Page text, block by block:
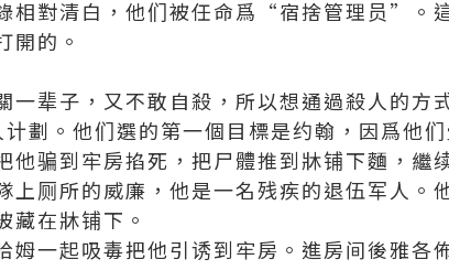
相對清白，他们被任命爲“宿捨管理员”。
開的。
一辈子，又不敢自殺，所以想通過殺人的方
劃。他们選的第一個目標是约翰，因爲他
他骗到牢房掐死，把尸體推到牀铺下麵，繼
上厕所的威廉，他是一名残疾的退伍军人。
藏在牀铺下。
姆一起吸毒把他引诱到牢房。進房间後雅各